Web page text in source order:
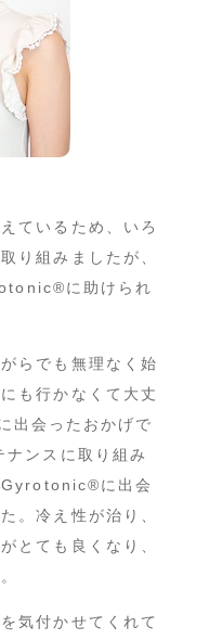
ているため、いろ
り組みましたが、
に助けられ
らでも無理なく始
も行かなくて大丈
出会ったおかげで
ンスに取り組み
Gyrotonic®︎に出会
。冷え性が治り、
とても良くなり、
気付かせてくれて